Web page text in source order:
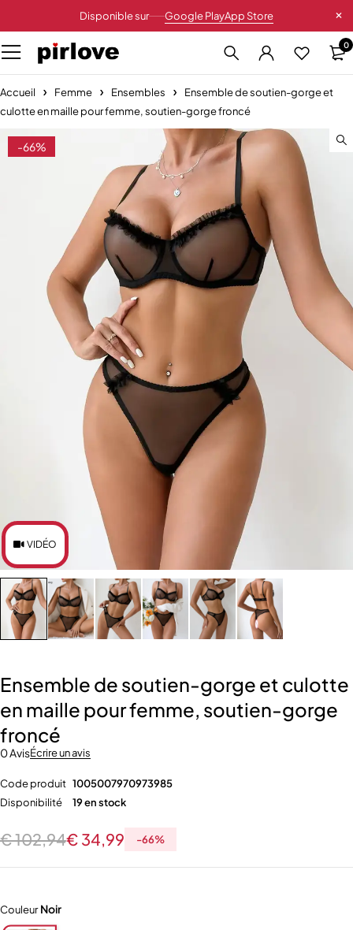
Disponible sur Google PlayApp Store
0
Accueil Femme Ensembles
Ensemble de soutien-gorge et
culotte en maille pour femme, soutien-gorge froncé
-66%
VIDÉO
Ensemble de soutien-gorge et culotte
en maille pour femme, soutien-gorge
froncé
0 AvisÉcrire un avis
Code produit 1005007970973985
Disponibilité
19 en stock
€102,94€ 34,99 -66%
Couleur Noir